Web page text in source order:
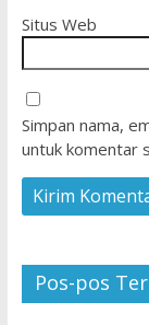
Situs Web
Simpan nama,
untuk komentar
Pos-pos